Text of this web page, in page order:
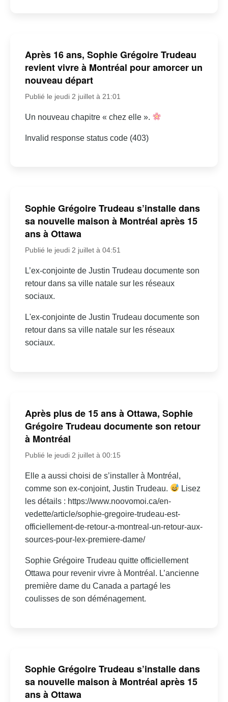
Après 16 ans, Sophie Grégoire Trudeau
revient vivre à Montréal pour amorcer un
nouveau départ
Publié le jeudi 2 juillet à 21:01
Un nouveau chapitre « chez elle ».
Invalid response status code (403)
Sophie Grégoire Trudeau s’installe dans
sa nouvelle maison à Montréal après 15
ans à Ottawa
Publié le jeudi 2 juillet à 04:51
L’ex-conjointe de Justin Trudeau documente son
retour dans sa ville natale sur les réseaux
sociaux.
L'ex-conjointe de Justin Trudeau documente son
retour dans sa ville natale sur les réseaux
sociaux.
Après plus de 15 ans à Ottawa, Sophie
Grégoire Trudeau documente son retour
à Montréal
Publié le jeudi 2 juillet à 00:15
Elle a aussi choisi de s’installer à Montréal,
comme son ex-conjoint, Justin Trudeau.
Lisez
les détails : https://www.noovomoi.ca/en-
vedette/article/sophie-gregoire-trudeau-est-
officiellement-de-retour-a-montreal-un-retour-aux-
sources-pour-lex-premiere-dame/
Sophie Grégoire Trudeau quitte officiellement
Ottawa pour revenir vivre à Montréal. L’ancienne
première dame du Canada a partagé les
coulisses de son déménagement.
Sophie Grégoire Trudeau s’installe dans
sa nouvelle maison à Montréal après 15
ans à Ottawa